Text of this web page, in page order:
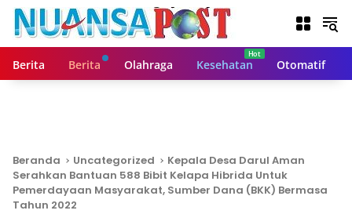
Berita Berita Olahraga Kesehatan Otomatif
Beranda Uncategorized
Kepala Desa Darul Aman
Serahkan Bantuan 588 Bibit Kelapa Hibrida Untuk
Pemerdayaan Masyarakat, Sumber Dana (BKK) Bermasa
Tahun 2022